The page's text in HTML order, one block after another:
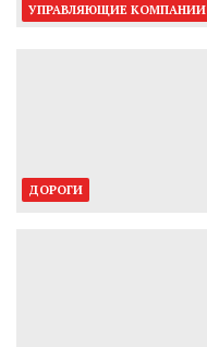
УПРАВЛЯЮЩИЕ КОМПАНИИ
ДОРОГИ